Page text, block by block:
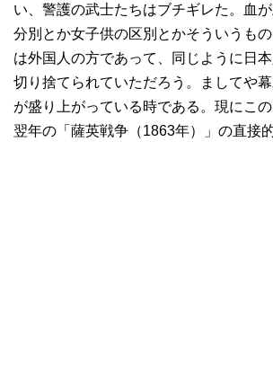
い、警護の武士たちはブチギレた。血
分別とか女子供の区別とかそういうも
は外国人の方であって、同じように日
切り捨てられていただろう。ましてや
が盛り上がっている時である。現にこの
翌年の「薩英戦争（1863年）」の直接